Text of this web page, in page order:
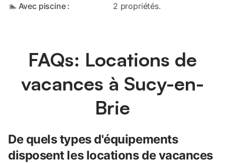
🏊 Avec piscine : 2 propriétés.
FAQs: Locations de
vacances à Sucy-en-
Brie
De quels types d'équipements
disposent les locations de vacances